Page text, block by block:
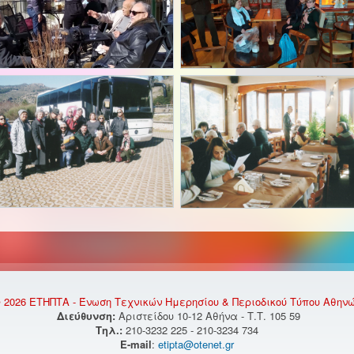
ΕΤΗΠΤΑ - Ένωση Τεχνικών Ημερησίου & Περιοδικού Τύπου
Διεύθυνση: Αριστείδου 10-12 Αθήνα - Τ.Τ. 105 59
Τηλ.: 210-3232 225 - 210-3234 734
E-mail: etipta@otenet.gr